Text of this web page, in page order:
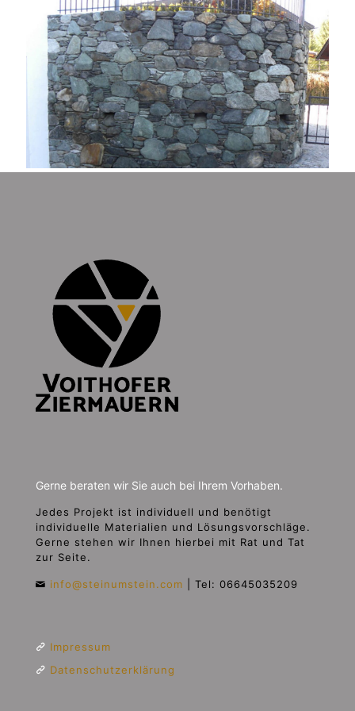
Gerne beraten wir Sie auch bei Ihrem Vorhaben.
Jedes Projekt ist individuell und benötigt
individuelle Materialien und Lösungsvorschläge.
Gerne stehen wir Ihnen hierbei mit Rat und Tat
zur Seite.
info@steinumstein.com Tel: 06645035209
Impressum
Datenschutzerklärung